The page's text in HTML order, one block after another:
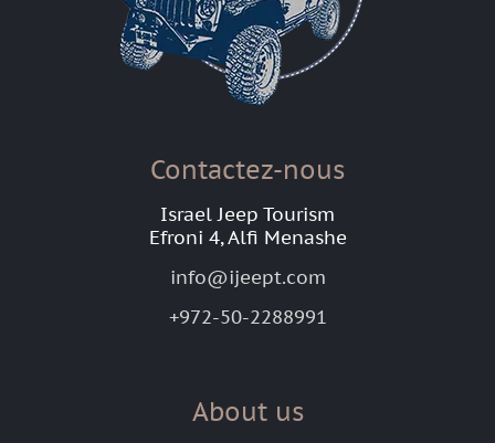
Contactez-nous
Israel Jeep Tourism
Efroni 4, Alfi Menashe
info@ijeept.com
+972-50-2288991
About us